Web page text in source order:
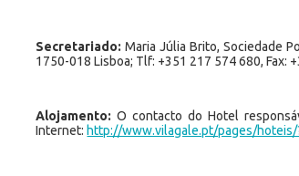
Secretariado: Maria Júlia Brito, Sociedade
1750-018 Lisboa; Tlf: +351 217 574 680, Fax:
Alojamento:O contacto do Hotel
Internet: http://www.vilagale.pt/pages/hoteis/